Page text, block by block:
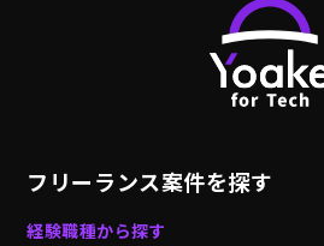
フリーランス案件を探す
経験職種から探す